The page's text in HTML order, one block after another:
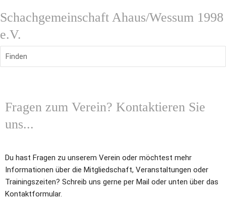
Schachgemeinschaft Ahaus/Wessum 1998
e.V.
Finden
Fragen zum Verein? Kontaktieren Sie
uns...
Du hast Fragen zu unserem Verein oder möchtest mehr
Informationen über die Mitgliedschaft, Veranstaltungen oder
Trainingszeiten? Schreib uns gerne per Mail oder unten über das
Kontaktformular.